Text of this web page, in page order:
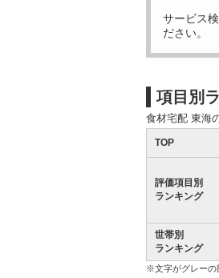
サービス
ださい。
項目別
食材宅配 東海
TOP
評価項目別
ランキング
世帯別
ランキング
※文字がグレーの